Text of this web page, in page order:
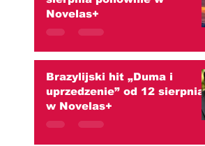
Novelas+
Brazylijski hit „Duma i
uprzedzenie” od 12 sierpnia
w Novelas+